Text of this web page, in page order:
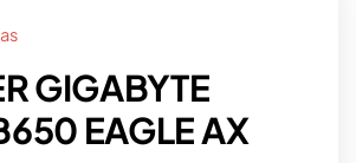
GIGABYTE
EAGLE AX